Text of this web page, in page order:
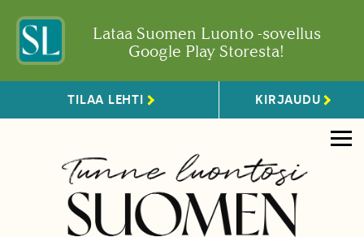
Lataa Suomen Luonto -sovellus
Google Play Storesta!
TILAA LEHTI KIRJAUDU